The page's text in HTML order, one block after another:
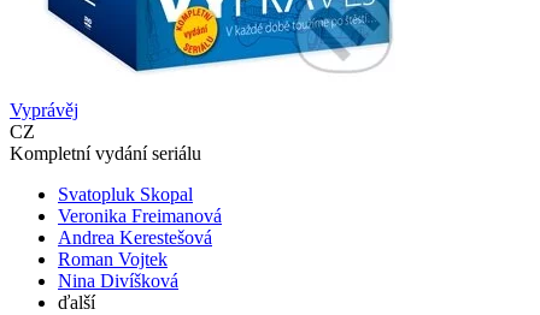
Vyprávěj
CZ
Kompletní vydání seriálu
Svatopluk Skopal
Veronika Freimanová
Andrea Kerestešová
Roman Vojtek
Nina Divíšková
ďalší